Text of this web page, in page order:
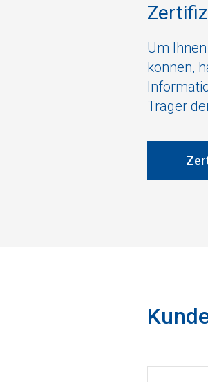
Um
können,
Träger